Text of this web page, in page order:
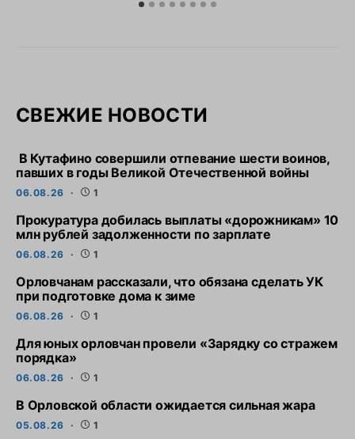
СВЕЖИЕ НОВОСТИ
В Кутафино совершили отпевание шести воинов,
павших в годы Великой Отечественной войны
06.08.26 1
Прокуратура добилась выплаты «дорожникам» 10
млн рублей задолженности по зарплате
06.08.26 1
Орловчанам рассказали, что обязана сделать УК
при подготовке дома к зиме
06.08.26 1
Для юных орловчан провели «Зарядку со стражем
порядка»
06.08.26 1
В Орловской области ожидается сильная жара
05.08.26 1